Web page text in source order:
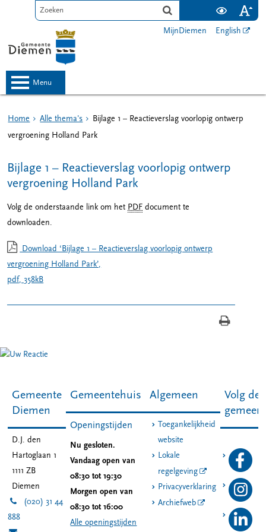
MijnDiemen English
menu
Home Alle thema's
Bijlage 1 – Reactieverslag voorlopig ontwerp
vergroening Holland Park
Bijlage 1 – Reactieverslag voorlopig ontwerp
vergroening Holland Park
Volg de onderstaande link om hetPDF document te
downloaden.
Download ‘Bijlage 1 – Reactieverslag voorlopig ontwerp
vergroening Holland Park’,
pdf, 358kB
Gemeente
Diemen
D.J. den
Hartoglaan 1
1111 ZB
Diemen
(020) 31 44
888
Gemeentehuis
Openingstijden
Nu gesloten.
Vandaag open van
08:30 tot 19:30
Morgen open van
08:30 tot 16:00
Alle openingstijden
Algemeen
Toegankelijkheid
website
Lokale
regelgeving
Privacyverklaring
Archiefweb
Volg de